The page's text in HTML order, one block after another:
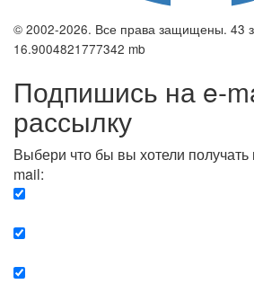
© 2002-2026. Все права защищены. 43
16.9004821777342 mb
Подпишись на e-
рассылку
Выбери что бы вы хотели получать
mail: